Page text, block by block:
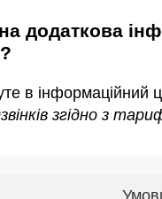
в інформаційний
згідно з